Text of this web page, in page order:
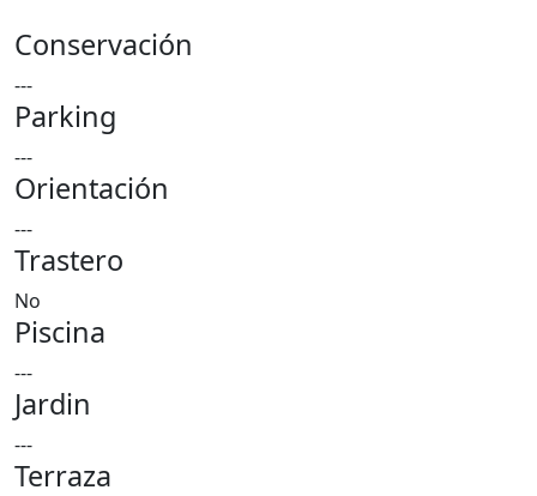
Conservación
---
Parking
---
Orientación
---
Trastero
No
Piscina
---
Jardin
---
Terraza